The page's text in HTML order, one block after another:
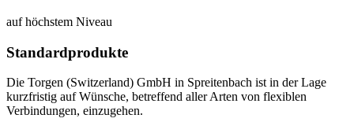
auf höchstem Niveau
Standardprodukte
Die Torgen (Switzerland) GmbH in Spreitenbach ist in der Lage
kurzfristig auf Wünsche, betreffend aller Arten von flexiblen
Verbindungen, einzugehen.